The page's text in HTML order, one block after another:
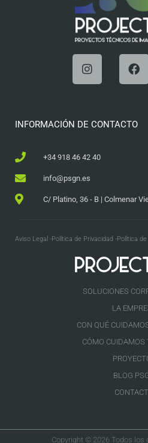
INFORMACIÓN DE CONTACTO
+34 918 46 42 40
info@psgn.es
C/ Platino, 36 - B | Colmenar
Aviso Legal -Política de Privacidad -Política de
SOLUCIONES
LA
CON QUÉ
CÓMO CUIDAMOS
BLOG
Copyright © 2026 Todos los